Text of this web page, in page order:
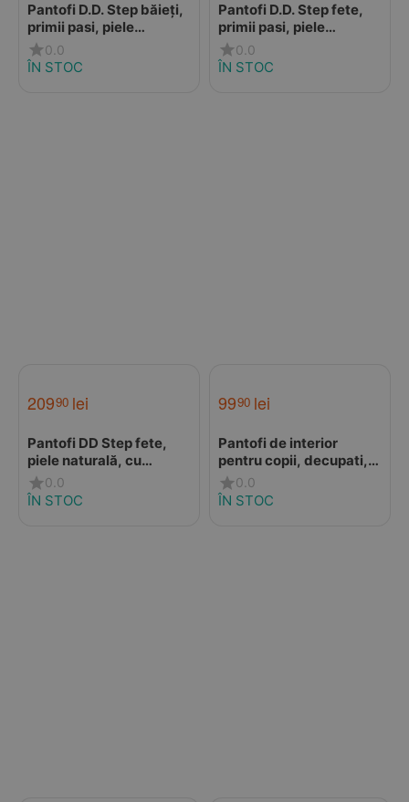
Pantofi D.D. Step băieți,
primii pasi, piele
naturala, talpa flexibila,
albastru cu urs
0.0
ÎN STOC
Pantofi D.D. Step fete,
primii pasi, piele
naturala, talpa flexibila,
roz cu pisică
0.0
ÎN STOC
20990 lei
Pantofi DD Step fete,
piele naturală, cu
suținere, talpa flexibila,
roz
0.0
ÎN STOC
9990 lei
Pantofi de interior
pentru copii, decupati,
material textil, talpa
flexibila, roz, D.D Step
0.0
ÎN STOC